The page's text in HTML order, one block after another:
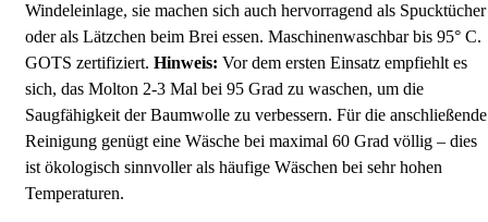
Windeleinlage, sie machen sich auch hervorragend als Spucktücher
oder als Lätzchen beim Brei essen. Maschinenwaschbar bis 95° C.
GOTS zertifiziert. Hinweis: Vor dem ersten Einsatz empfiehlt es
sich, das Molton 2-3 Mal bei 95 Grad zu waschen, um die
Saugfähigkeit der Baumwolle zu verbessern. Für die anschließende
Reinigung genügt eine Wäsche bei maximal 60 Grad völlig – dies
ist ökologisch sinnvoller als häufige Wäschen bei sehr hohen
Temperaturen.